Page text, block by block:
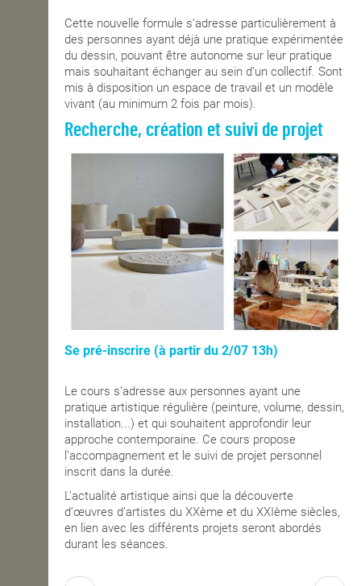
Cette nouvelle formule s’adresse particulièrement à
des personnes ayant déjà une pratique expérimentée
du dessin, pouvant être autonome sur leur pratique
mais souhaitant échanger au sein d’un collectif. Sont
mis à disposition un espace de travail et un modèle
vivant (au minimum 2 fois par mois).
Recherche, création et suivi de projet
Se pré-inscrire (à partir du 2/07 13h)
Le cours s’adresse aux personnes ayant une
pratique artistique régulière (peinture, volume, dessin,
installation...) et qui souhaitent approfondir leur
approche contemporaine. Ce cours propose
l’accompagnement et le suivi de projet personnel
inscrit dans la durée.
L’actualité artistique ainsi que la découverte
d’œuvres d’artistes du XXème et du XXIème siècles,
en lien avec les différents projets seront abordés
durant les séances.